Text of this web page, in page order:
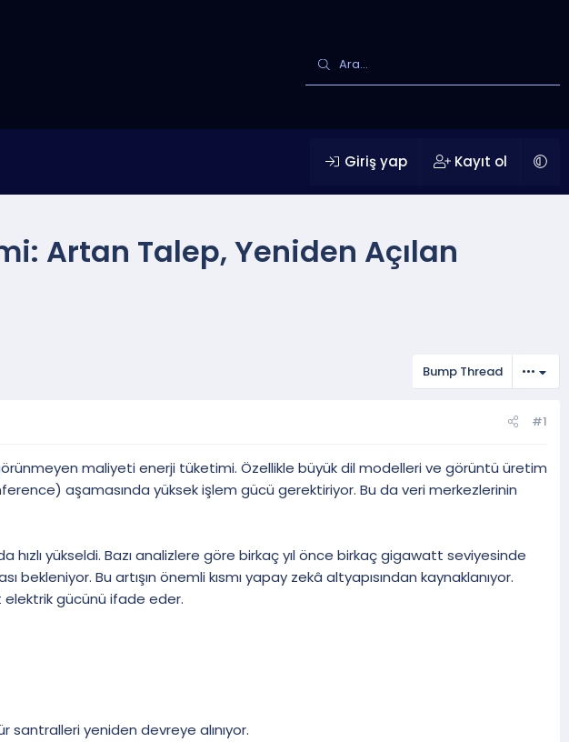
Giriş yap Kayıt ol
Artan Talep, Yeniden Açılan
Bump Thread •••
#1
maliyeti enerji tüketimi. Özellikle büyük dil modelleri ve görüntü üretim
aşamasında yüksek işlem gücü gerektiriyor. Bu da veri merkezlerinin
hızlı yükseldi. Bazı analizlere göre birkaç yıl önce birkaç gigawatt seviyesinde
Bu artışın önemli kısmı yapay zekâ altyapısından kaynaklanıyor.
gücünü ifade eder.
santralleri yeniden devreye alınıyor.